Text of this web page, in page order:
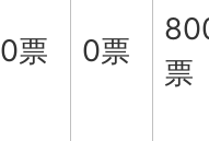
0票 0票
票